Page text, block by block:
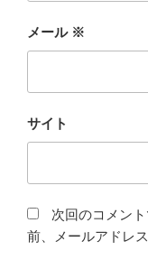
メール ※
サイト
次回のコメン
前、メールアドレ